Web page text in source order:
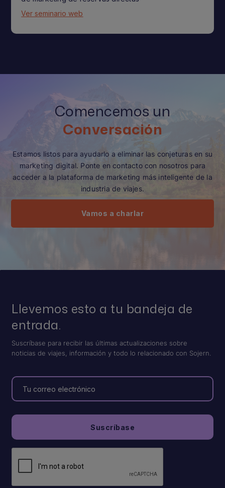
Ver seminario web
Comencemos un
Conversación
Estamos listos para ayudarlo a eliminar las conjeturas en su
marketing digital. Ponte en contacto con nosotros para
acceder a la plataforma de marketing más inteligente de la
industria de viajes.
Vamos a charlar
Llevemos esto a tu bandeja de
entrada.
Suscríbase para recibir las últimas actualizaciones sobre
noticias de viajes, información y todo lo relacionado con Sojern.